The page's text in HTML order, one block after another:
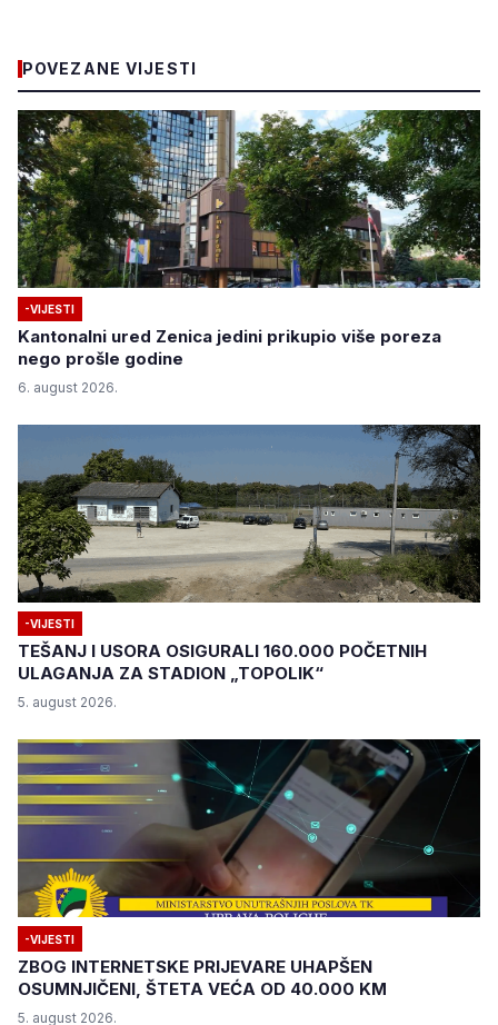
POVEZANE VIJESTI
-VIJESTI
Kantonalni ured Zenica jedini prikupio više poreza
nego prošle godine
6. august 2026.
-VIJESTI
TEŠANJ I USORA OSIGURALI 160.000 POČETNIH
ULAGANJA ZA STADION „TOPOLIK“
5. august 2026.
-VIJESTI
ZBOG INTERNETSKE PRIJEVARE UHAPŠEN
OSUMNJIČENI, ŠTETA VEĆA OD 40.000 KM
5. august 2026.